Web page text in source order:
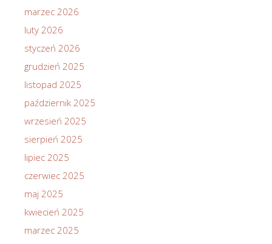
marzec 2026
luty 2026
styczeń 2026
grudzień 2025
listopad 2025
październik 2025
wrzesień 2025
sierpień 2025
lipiec 2025
czerwiec 2025
maj 2025
kwiecień 2025
marzec 2025